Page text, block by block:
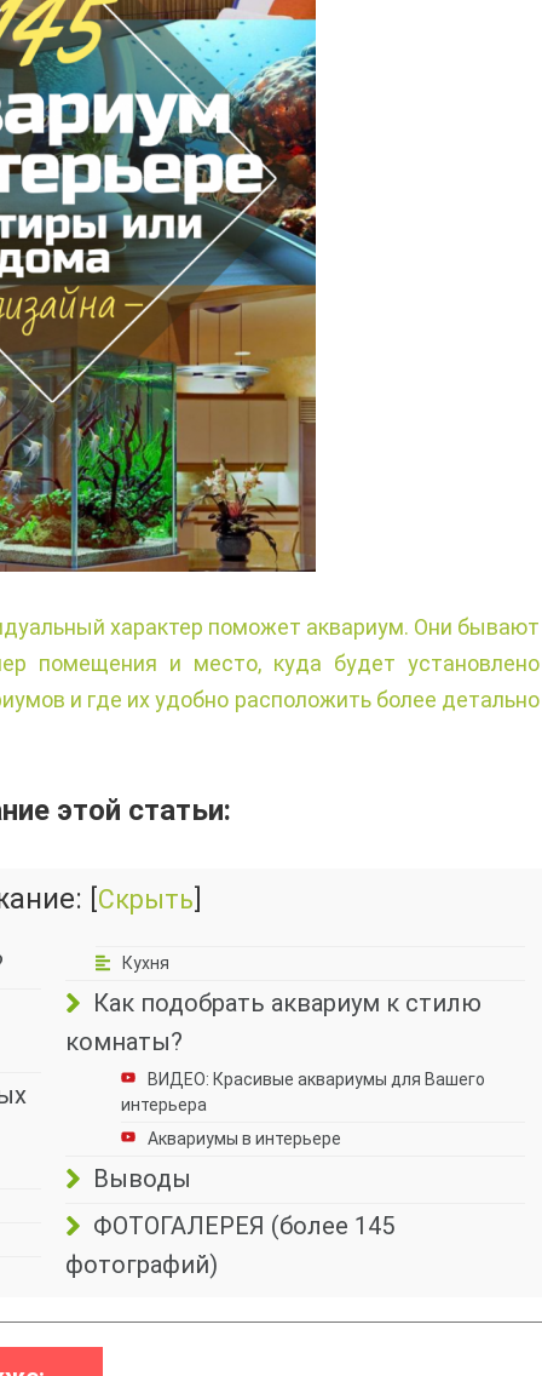
характер поможет аквариум. Они бывают
помещения и место, куда будет установлено
и где их удобно расположить более детально
этой статьи:
Скрыть
Кухня
Как подобрать аквариум к стилю
комнаты?
ВИДЕО: Красивые аквариумы для Вашего
интерьера
Аквариумы в интерьере
Выводы
ФОТОГАЛЕРЕЯ (более 145
фотографий)